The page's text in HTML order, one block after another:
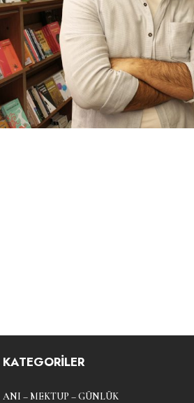
KATEGORİLER
ANI – MEKTUP – GÜNLÜK